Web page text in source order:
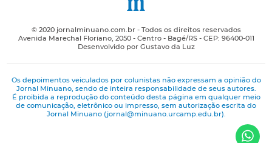
© 2020 jornalminuano.com.br - Todos os direitos reservados
Avenida Marechal Floriano, 2050 - Centro - Bagé/RS - CEP: 96400-011
Desenvolvido por Gustavo da Luz
Os depoimentos veiculados por colunistas não expressam a opinião do
Jornal Minuano, sendo de inteira responsabilidade de seus autores.
É proibida a reprodução do conteúdo desta página em qualquer meio
de comunicação, eletrônico ou impresso, sem autorização escrita do
Jornal Minuano (jornal@minuano.urcamp.edu.br).